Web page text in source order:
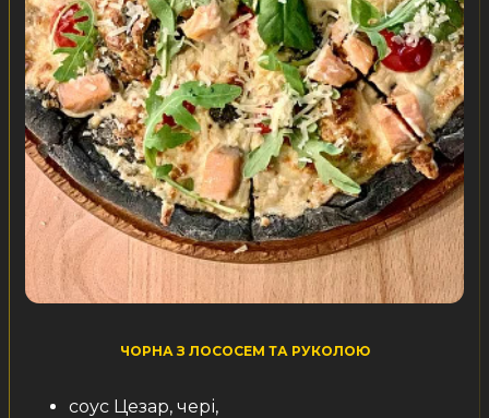
ЧОРНА З ЛОСОСЕМ ТА РУКОЛОЮ
соус Цезар, чері,